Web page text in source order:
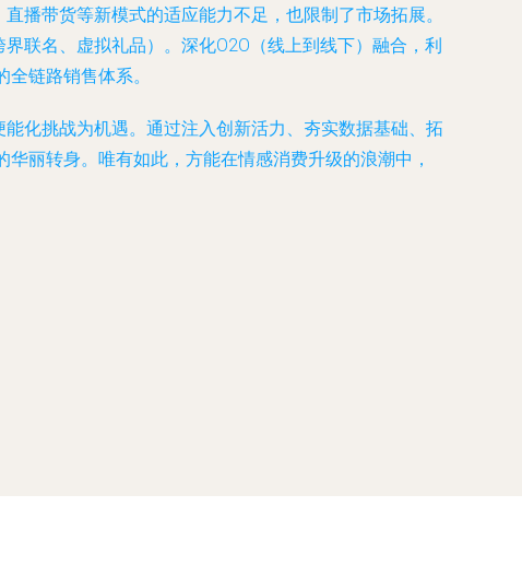
播带货等新模式的适应能力不足，也限制了市场拓展。
联名、虚拟礼品）。深化O2O（线上到线下）融合，利
链路销售体系。
化挑战为机遇。通过注入创新活力、夯实数据基础、拓
丽转身。唯有如此，方能在情感消费升级的浪潮中，